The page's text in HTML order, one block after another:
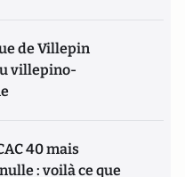
de Villepin
villepino-
40 mais
: voilà ce que